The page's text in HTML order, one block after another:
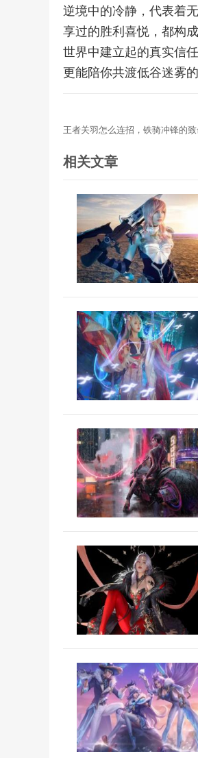
逆境中的冷静，代表着
享过的胜利喜悦，都构
世界中建立起的真实信
更能陪你共渡低谷迷雾
王者关羽怎么连招，铁骑冲锋的
相关文章